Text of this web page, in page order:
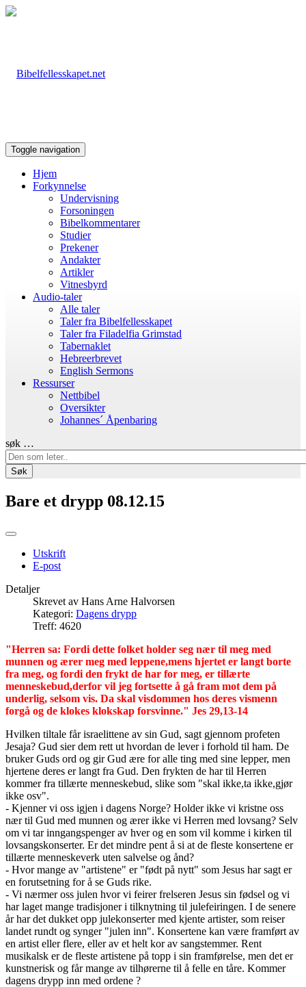
Toggle navigation
Hjem
Forkynnelse
Undervisning
Forsoningen
Bibelkommentarer
Studier
Prekener
Andakter
Artikler
Vitnesbyrd
Audio-taler
Alle taler
Taler fra Bibelfellesskapet
Taler fra Filadelfia Grimstad
Tabernaklet
Hebreerbrevet
English Sermons
Ressurser
Nettbibel
Oversikter
Johannes´ Åpenbaring
søk …
Søk
Bare et drypp 08.12.15
Utskrift
E-post
Detaljer
Skrevet av Hans Arne Halvorsen
Kategori: Dagens drypp
Treff: 4620
"Herren sa: Fordi dette folket holder seg nær til meg med
munnen og ærer meg med leppene,mens hjertet er langt borte
fra meg, og fordi den frykt de har for meg, er tillærte
menneskebud,derfor vil jeg fortsette å gå fram mot dem på
underlig, selsom vis. Da skal visdommen hos deres vismenn
forgå og de klokes klokskap forsvinne." Jes 29,13-14
Hvilken tiltale får israelittene av sin Gud, sagt gjennom profeten
Jesaja? Gud sier dem rett ut hvordan de lever i forhold til ham. De
bruker Guds ord og gir Gud ære for alle ting med sine lepper, men
hjertene deres er langt fra Gud. Den frykten de har til Herren
kommer fra tillærte menneskebud, slike som "skal ikke,ta ikke,gjør
ikke osv".
- Kjenner vi oss igjen i dagens Norge? Holder ikke vi kristne oss
nær til Gud med munnen og ærer ikke vi Herren med lovsang? Selv
om vi tar inngangspenger av hver og en som vil komme i kirken til
lovsangskonserter. Er det mindre pent å si at de fleste konsertene er
tillærte menneskeverk uten salvelse og ånd?
- Hvor mange av "artistene" er "født på nytt" som Jesus har sagt er
en forutsetning for å se Guds rike.
- Vi nærmer oss julen hvor vi feirer frelseren Jesus sin fødsel og vi
har laget mange tradisjoner i tilknytning til julefeiringen. I de senere
år har det dukket opp julekonserter med kjente artister, som reiser
landet rundt og synger "julen inn". Konsertene kan være framført av
en artist eller flere, eller av et helt kor av sangstemmer. Rent
musikalsk er de fleste artistene på topp i sin framførelse, men det er
kunstnerisk og får mange av tilhørerne til å felle en tåre. Kommer
dagens drypp inn med ordene ?